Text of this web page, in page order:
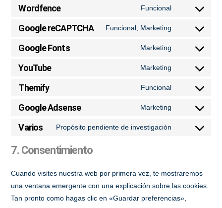
wordpress
google-
Wordfence Funcional
Consent
wordfence
Google reCAPTCHA Funcional, Marketing
Consent
google-
Google Fonts Marketing
Consent
google-
YouTube Marketing
Consent
youtube
Themify Funcional
Consent
themify
Google Adsense Marketing
Consent
Varios Propósito pendiente de investigación
Consent
7. Consentimiento
Cuando visites nuestra web por primera vez, te mostraremos
una ventana emergente con una explicación sobre las cookies.
Tan pronto como hagas clic en «Guardar preferencias»,